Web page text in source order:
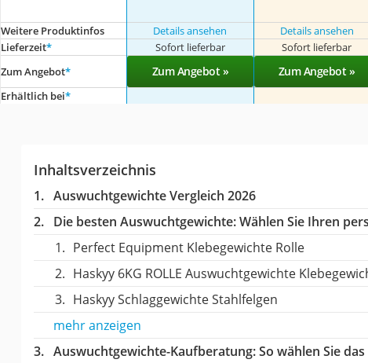
Weitere Produktinfos Details ansehen Details ansehen
Lieferzeit* Sofort lieferbar Sofort lieferbar
Zum Angebot* Zum Angebot » Zum Angebot »
Erhältlich bei*
Inhaltsverzeichnis
Auswuchtgewichte Vergleich 2026
Die besten Auswuchtgewichte:Wählen Sie Ihren
Perfect Equipment Klebegewichte Rolle
Haskyy 6KG ROLLE Auswuchtgewichte
Haskyy Schlaggewichte Stahlfelgen
mehr anzeigen
Auswuchtgewichte-Kaufberatung: So wählen Sie